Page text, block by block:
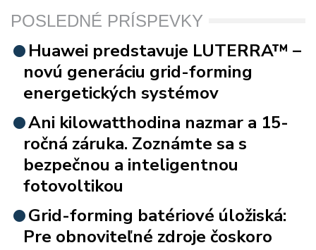
POSLEDNÉ PRÍSPEVKY
Huawei predstavuje LUTERRA™ –
novú generáciu grid-forming
energetických systémov
Ani kilowatthodina nazmar a 15-
ročná záruka. Zoznámte sa s
bezpečnou a inteligentnou
fotovoltikou
Grid-forming batériové úložiská:
Pre obnoviteľné zdroje čoskoro